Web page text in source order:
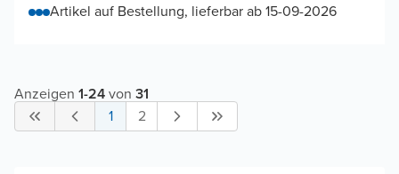
Artikel auf Bestellung, lieferbar ab 15-09-2026
Anzeigen 1-24von 31
1
2